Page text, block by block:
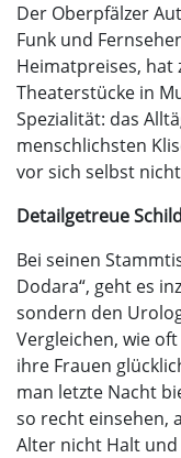
Der Oberpfälzer
Funk und
Heimatpreises,
Theaterstücke in
Spezialität: das
menschlichsten
vor sich selbst
Detailgetreue
Bei seinen
Dodara“, geht es
sondern den
Vergleichen, wie
ihre Frauen
man letzte Nacht
so recht einsehen,
Alter nicht Halt